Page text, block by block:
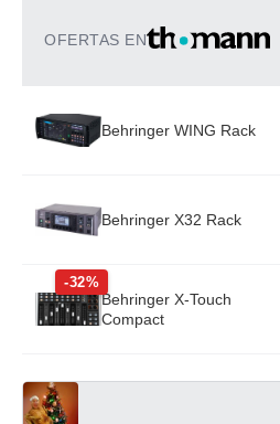
OFERTAS EN
Behringer WING Rack
Behringer X32 Rack
-32%
Behringer X-Touch
Compact